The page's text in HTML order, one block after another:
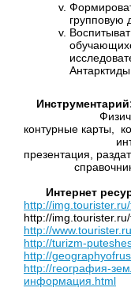
групповую
контурные карты,
презентация,
справочники,
Интернет
http://
http://
http://
http://turizm-
http://
http://география-
информация.html